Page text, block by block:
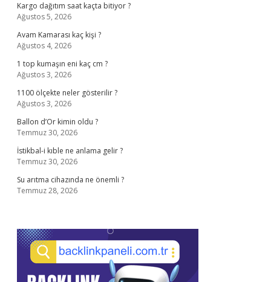
Kargo dağıtım saat kaçta bitiyor ?
Ağustos 5, 2026
Avam Kamarası kaç kişi ?
Ağustos 4, 2026
1 top kumaşın eni kaç cm ?
Ağustos 3, 2026
1100 ölçekte neler gösterilir ?
Ağustos 3, 2026
Ballon d’Or kimin oldu ?
Temmuz 30, 2026
İstikbal-i kıble ne anlama gelir ?
Temmuz 30, 2026
Su arıtma cihazında ne önemli ?
Temmuz 28, 2026